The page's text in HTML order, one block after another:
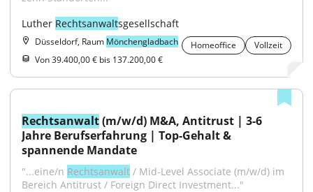
Luther Rechtsanwaltsgesellschaft
Düsseldorf, Raum Mönchengladbach Homeoffice
Vollzeit
Von 39.400,00 € bis 137.200,00 €
Rechtsanwalt (m/w/d) M&A, Antitrust | 3-6
Jahre Berufserfahrung | Top-Gehalt &
spannende Mandate
"...eine/n Rechtsanwalt / Mid-Level Associate (m/w/d) im
Bereich Antitrust / Foreign Direct Investment..."